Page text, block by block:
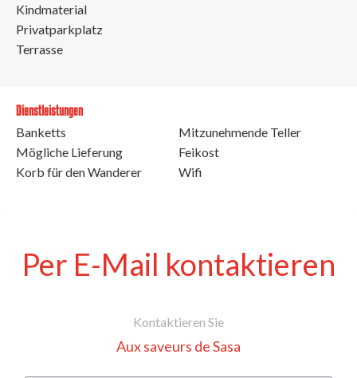
Kindmaterial
Privatparkplatz
Terrasse
Dienstleistungen
Banketts
Mögliche Lieferung
Korb für den Wanderer
Mitzunehmende Teller
Feikost
Wifi
Per E-Mail kontaktieren
Kontaktieren Sie
Aux saveurs de Sasa